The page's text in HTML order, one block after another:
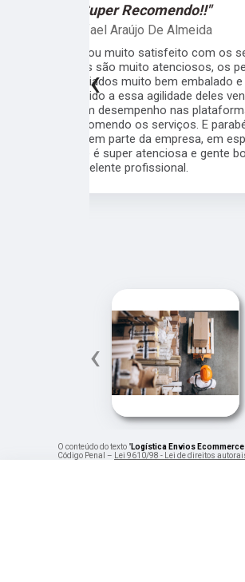
"Recomendo!!"
Raphael Trotta
Sou cliente da Javai há
muito pela qualidade,
profissionalismo e
Todos interessados em
deixar o cliente
embalagem, rapidez
comunicação fluida...
vale à pena ou não,
‹
‹
O conteúdo do texto "Logística Envios
Código Penal –
Lei 9610/98 - Lei de direitos